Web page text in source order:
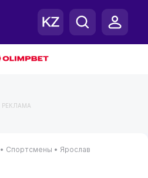
РЕКЛАМА
• Спортсмены • Ярослав